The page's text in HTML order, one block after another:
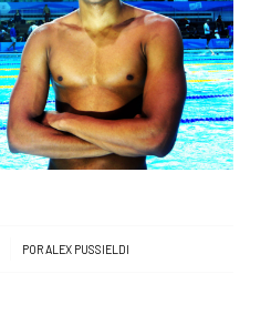
PORALEX PUSSIELDI